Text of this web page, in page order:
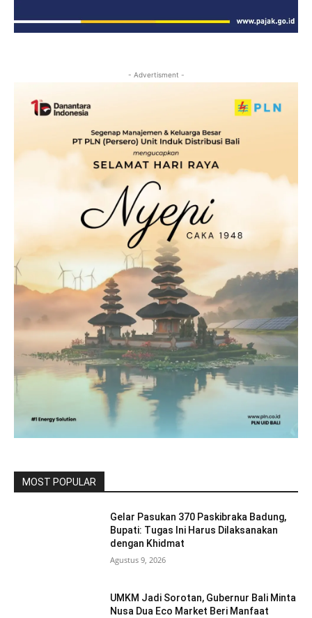
- Advertisment -
MOST POPULAR
Gelar Pasukan 370 Paskibraka Badung,
Bupati: Tugas Ini Harus Dilaksanakan
dengan Khidmat
Agustus 9, 2026
UMKM Jadi Sorotan, Gubernur Bali Minta
Nusa Dua Eco Market Beri Manfaat